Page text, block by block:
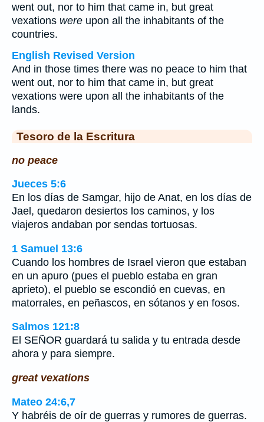
went out, nor to him that came in, but great
vexations were upon all the inhabitants of the
countries.
English Revised Version
And in those times there was no peace to him that
went out, nor to him that came in, but great
vexations were upon all the inhabitants of the
lands.
Tesoro de la Escritura
no peace
Jueces 5:6
En los días de Samgar, hijo de Anat, en los días de
Jael, quedaron desiertos los caminos, y los
viajeros andaban por sendas tortuosas.
1 Samuel 13:6
Cuando los hombres de Israel vieron que estaban
en un apuro (pues el pueblo estaba en gran
aprieto), el pueblo se escondió en cuevas, en
matorrales, en peñascos, en sótanos y en fosos.
Salmos 121:8
El SEÑOR guardará tu salida y tu entrada desde
ahora y para siempre.
great vexations
Mateo 24:6,7
Y habréis de oír de guerras y rumores de guerras.